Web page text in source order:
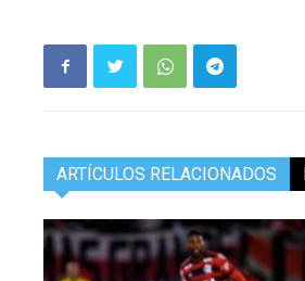
ARTÍCULOS RELACIONADOS